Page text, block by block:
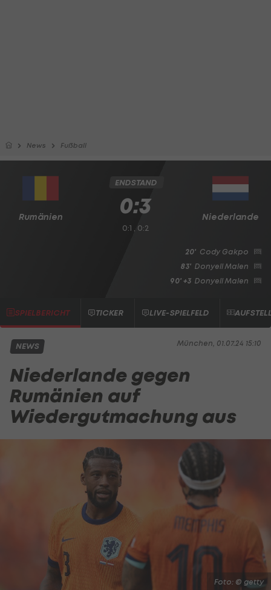
News Fußball
Rumänien Niederlande
ENDSTAND
0:3
0:1 , 0:2
20' Cody Gakpo
83' Donyell Malen
90' +3 Donyell Malen
SPIELBERICHT TICKER LIVE-SPIELFELD
München, 01.07.24 15:10
NEWS
Niederlande gegen
Rumänien auf
Wiedergutmachung aus
Foto: © getty